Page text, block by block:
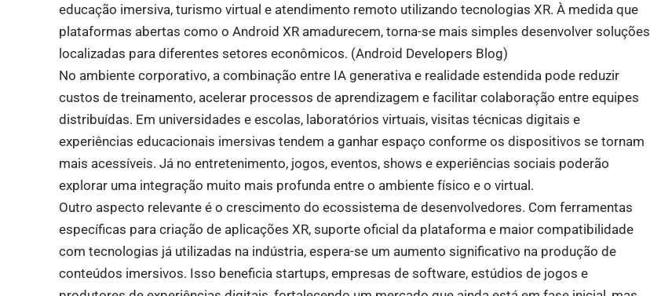
educação imersiva, turismo virtual e atendimento remoto utilizando tecnologias XR. À medida que
plataformas abertas como o Android XR amadurecem, torna-se mais simples desenvolver soluções
localizadas para diferentes setores econômicos. (Android Developers Blog)
No ambiente corporativo, a combinação entre IA generativa e realidade estendida pode reduzir
custos de treinamento, acelerar processos de aprendizagem e facilitar colaboração entre equipes
distribuídas. Em universidades e escolas, laboratórios virtuais, visitas técnicas digitais e
experiências educacionais imersivas tendem a ganhar espaço conforme os dispositivos se tornam
mais acessíveis. Já no entretenimento, jogos, eventos, shows e experiências sociais poderão
explorar uma integração muito mais profunda entre o ambiente físico e o virtual.
Outro aspecto relevante é o crescimento do ecossistema de desenvolvedores. Com ferramentas
específicas para criação de aplicações XR, suporte oficial da plataforma e maior compatibilidade
com tecnologias já utilizadas na indústria, espera-se um aumento significativo na produção de
conteúdos imersivos. Isso beneficia startups, empresas de software, estúdios de jogos e